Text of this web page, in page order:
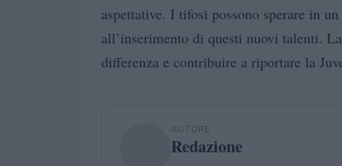
aspettative. I tifosi possono sperare in
all’inserimento di questi nuovi talenti.
differenza e contribuire a riportare la
AUTORE
Redazione